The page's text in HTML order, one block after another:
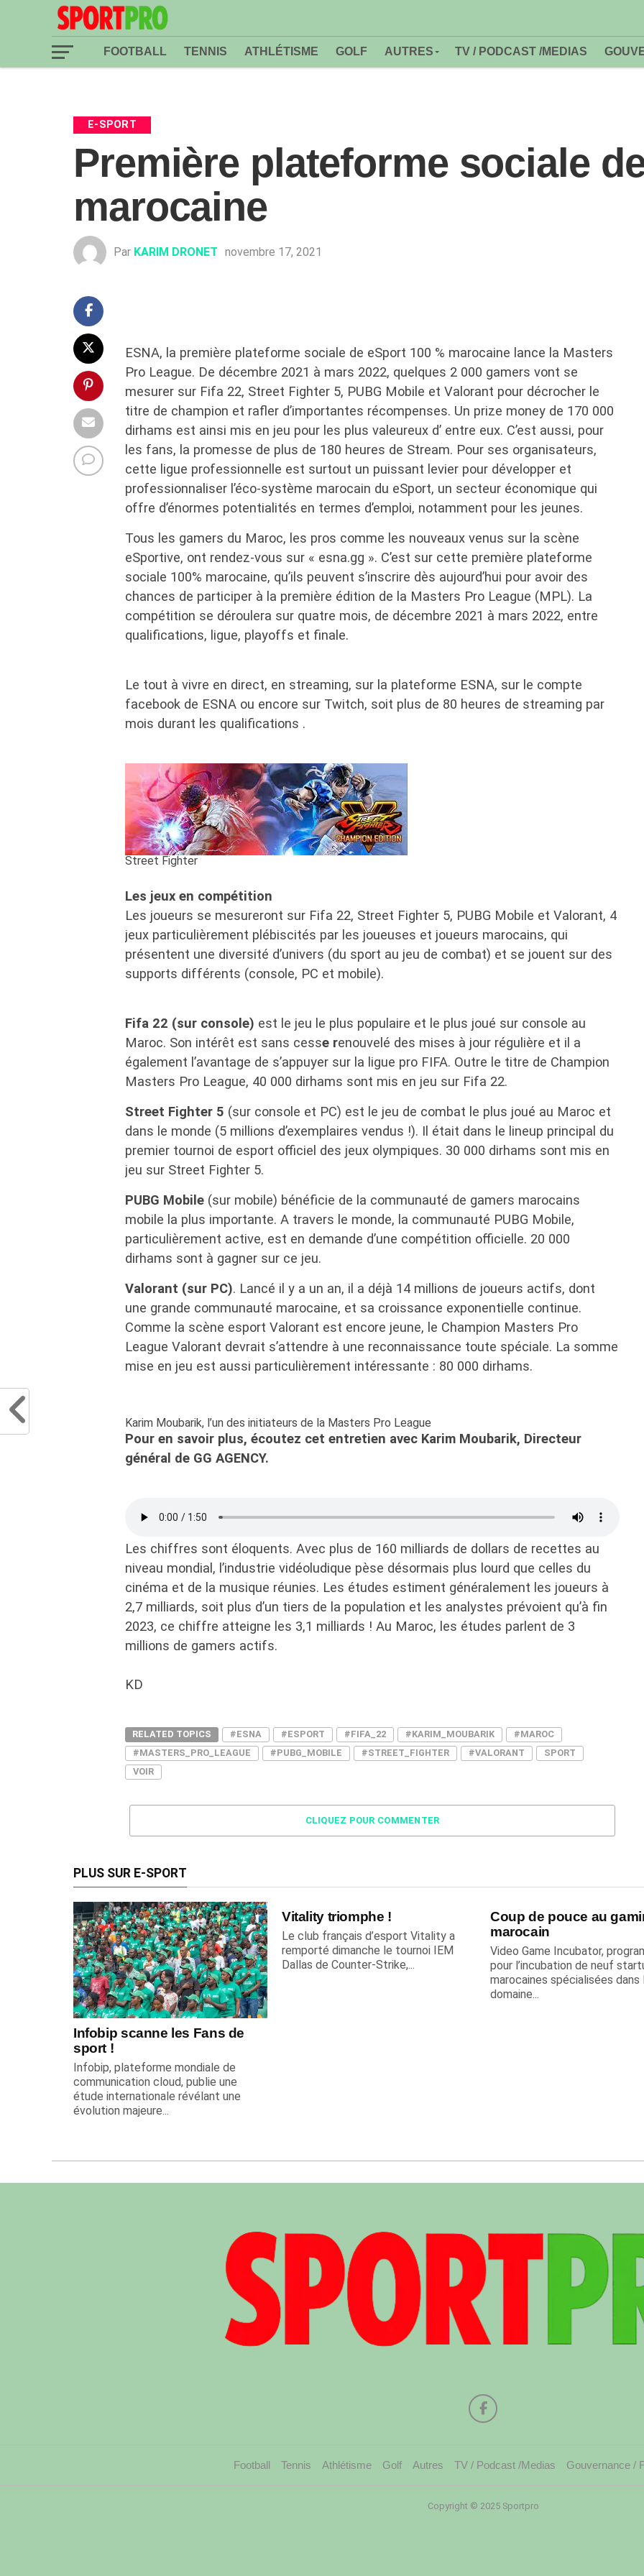
FOOTBALL TENNIS ATHLÉTISME GOLF AUTRES TV / PODCAST /MEDIAS
E-SPORT
Première plateforme sociale
marocaine
Par KARIM DRONET novembre 17, 2021
ESNA, la première plateforme sociale de eSport 100 % marocaine lance la Masters
Pro League. De décembre 2021 à mars 2022, quelques 2 000 gamers vont se
mesurer sur Fifa 22, Street Fighter 5, PUBG Mobile et Valorant pour décrocher le
titre de champion et rafler d’importantes récompenses. Un prize money de 170 000
dirhams est ainsi mis en jeu pour les plus valeureux d’ entre eux. C’est aussi, pour
les fans, la promesse de plus de 180 heures de Stream. Pour ses organisateurs,
cette ligue professionnelle est surtout un puissant levier pour développer et
professionnaliser l’éco-système marocain du eSport, un secteur économique qui
offre d’énormes potentialités en termes d’emploi, notamment pour les jeunes.
Tous les gamers du Maroc, les pros comme les nouveaux venus sur la scène
eSportive, ont rendez-vous sur « esna.gg ». C’est sur cette première plateforme
sociale 100% marocaine, qu’ils peuvent s’inscrire dès aujourd’hui pour avoir des
chances de participer à la première édition de la Masters Pro League (MPL). La
compétition se déroulera sur quatre mois, de décembre 2021 à mars 2022, entre
qualifications, ligue, playoffs et finale.
Le tout à vivre en direct, en streaming, sur la plateforme ESNA, sur le compte
facebook de ESNA ou encore sur Twitch, soit plus de 80 heures de streaming par
mois durant les qualifications .
Street Fighter
Les jeux en compétition
Les joueurs se mesureront sur Fifa 22, Street Fighter 5, PUBG Mobile et Valorant, 4
jeux particulièrement plébiscités par les joueuses et joueurs marocains, qui
présentent une diversité d’univers (du sport au jeu de combat) et se jouent sur des
supports différents (console, PC et mobile).
Fifa 22 (sur console) est le jeu le plus populaire et le plus joué sur console au
Maroc. Son intérêt est sans cesse renouvelé des mises à jour régulière et il a
également l’avantage de s’appuyer sur la ligue pro FIFA. Outre le titre de Champion
Masters Pro League, 40 000 dirhams sont mis en jeu sur Fifa 22.
Street Fighter 5 (sur console et PC) est le jeu de combat le plus joué au Maroc et
dans le monde (5 millions d’exemplaires vendus !). Il était dans le lineup principal du
premier tournoi de esport officiel des jeux olympiques. 30 000 dirhams sont mis en
jeu sur Street Fighter 5.
PUBG Mobile (sur mobile) bénéficie de la communauté de gamers marocains
mobile la plus importante. A travers le monde, la communauté PUBG Mobile,
particulièrement active, est en demande d’une compétition officielle. 20 000
dirhams sont à gagner sur ce jeu.
Valorant (sur PC). Lancé il y a un an, il a déjà 14 millions de joueurs actifs, dont
une grande communauté marocaine, et sa croissance exponentielle continue.
Comme la scène esport Valorant est encore jeune, le Champion Masters Pro
League Valorant devrait s’attendre à une reconnaissance toute spéciale. La somme
mise en jeu est aussi particulièrement intéressante : 80 000 dirhams.
Karim Moubarik, l’un des initiateurs de la Masters Pro League
Pour en savoir plus, écoutez cet entretien avec Karim Moubarik, Directeur
général de GG AGENCY.
Les chiffres sont éloquents. Avec plus de 160 milliards de dollars de recettes au
niveau mondial, l’industrie vidéoludique pèse désormais plus lourd que celles du
cinéma et de la musique réunies. Les études estiment généralement les joueurs à
2,7 milliards, soit plus d’un tiers de la population et les analystes prévoient qu’à fin
2023, ce chiffre atteigne les 3,1 milliards ! Au Maroc, les études parlent de 3
millions de gamers actifs.
KD
RELATED TOPICS #ESNA #ESPORT #FIFA_22 #KARIM_MOUBARIK
#MAROC
#MASTERS_PRO_LEAGUE
#PUBG_MOBILE #STREET_FIGHTER #VALORANT
SPORT
VOIR
CLIQUEZ POUR COMMENTER
PLUS SUR E-SPORT
Infobip scanne les Fans de
sport !
Infobip, plateforme mondiale de
communication cloud, publie une
étude internationale révélant une
évolution majeure...
Vitality triomphe !
Le club français d’esport Vitality a
remporté dimanche le tournoi IEM
Dallas de Counter-Strike,...
Coup de pouce au
marocain
Video Game Incubator,
pour l’incubation de neuf
marocaines spécialisées dans
domaine...
Football Tennis Athlétisme Golf Autres TV / Podcast /Medias Gouvernance /
Copyright © 2025 Sportpro